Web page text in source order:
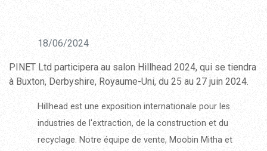
18/06/2024
PINET Ltd participera au salon Hillhead 2024, qui se tiendra
à Buxton, Derbyshire, Royaume-Uni, du 25 au 27 juin 2024.
Hillhead est une exposition internationale pour les
industries de l'extraction, de la construction et du
recyclage. Notre équipe de vente, Moobin Mitha et